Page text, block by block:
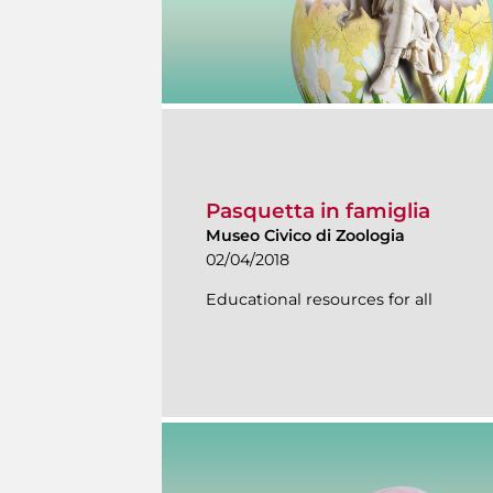
Pasquetta in famiglia
Museo Civico di Zoologia
02/04/2018
Educational resources for all